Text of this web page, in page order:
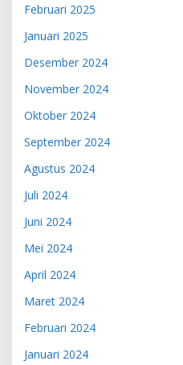
Februari 2025
Januari 2025
Desember 2024
November 2024
Oktober 2024
September 2024
Agustus 2024
Juli 2024
Juni 2024
Mei 2024
April 2024
Maret 2024
Februari 2024
Januari 2024